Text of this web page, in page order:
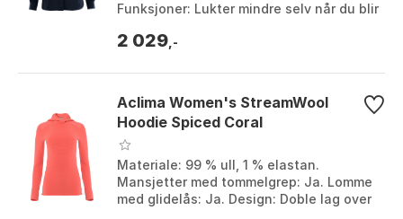
Funksjoner: Lukter mindre selv når du blir
black,...
2 029 ,-
Aclima Women's StreamWool
Hoodie Spiced Coral
Materiale: 99 % ull, 1 % elastan.
Mansjetter med tommelgrep: Ja. Lomme
med glidelås: Ja. Design: Doble lag over